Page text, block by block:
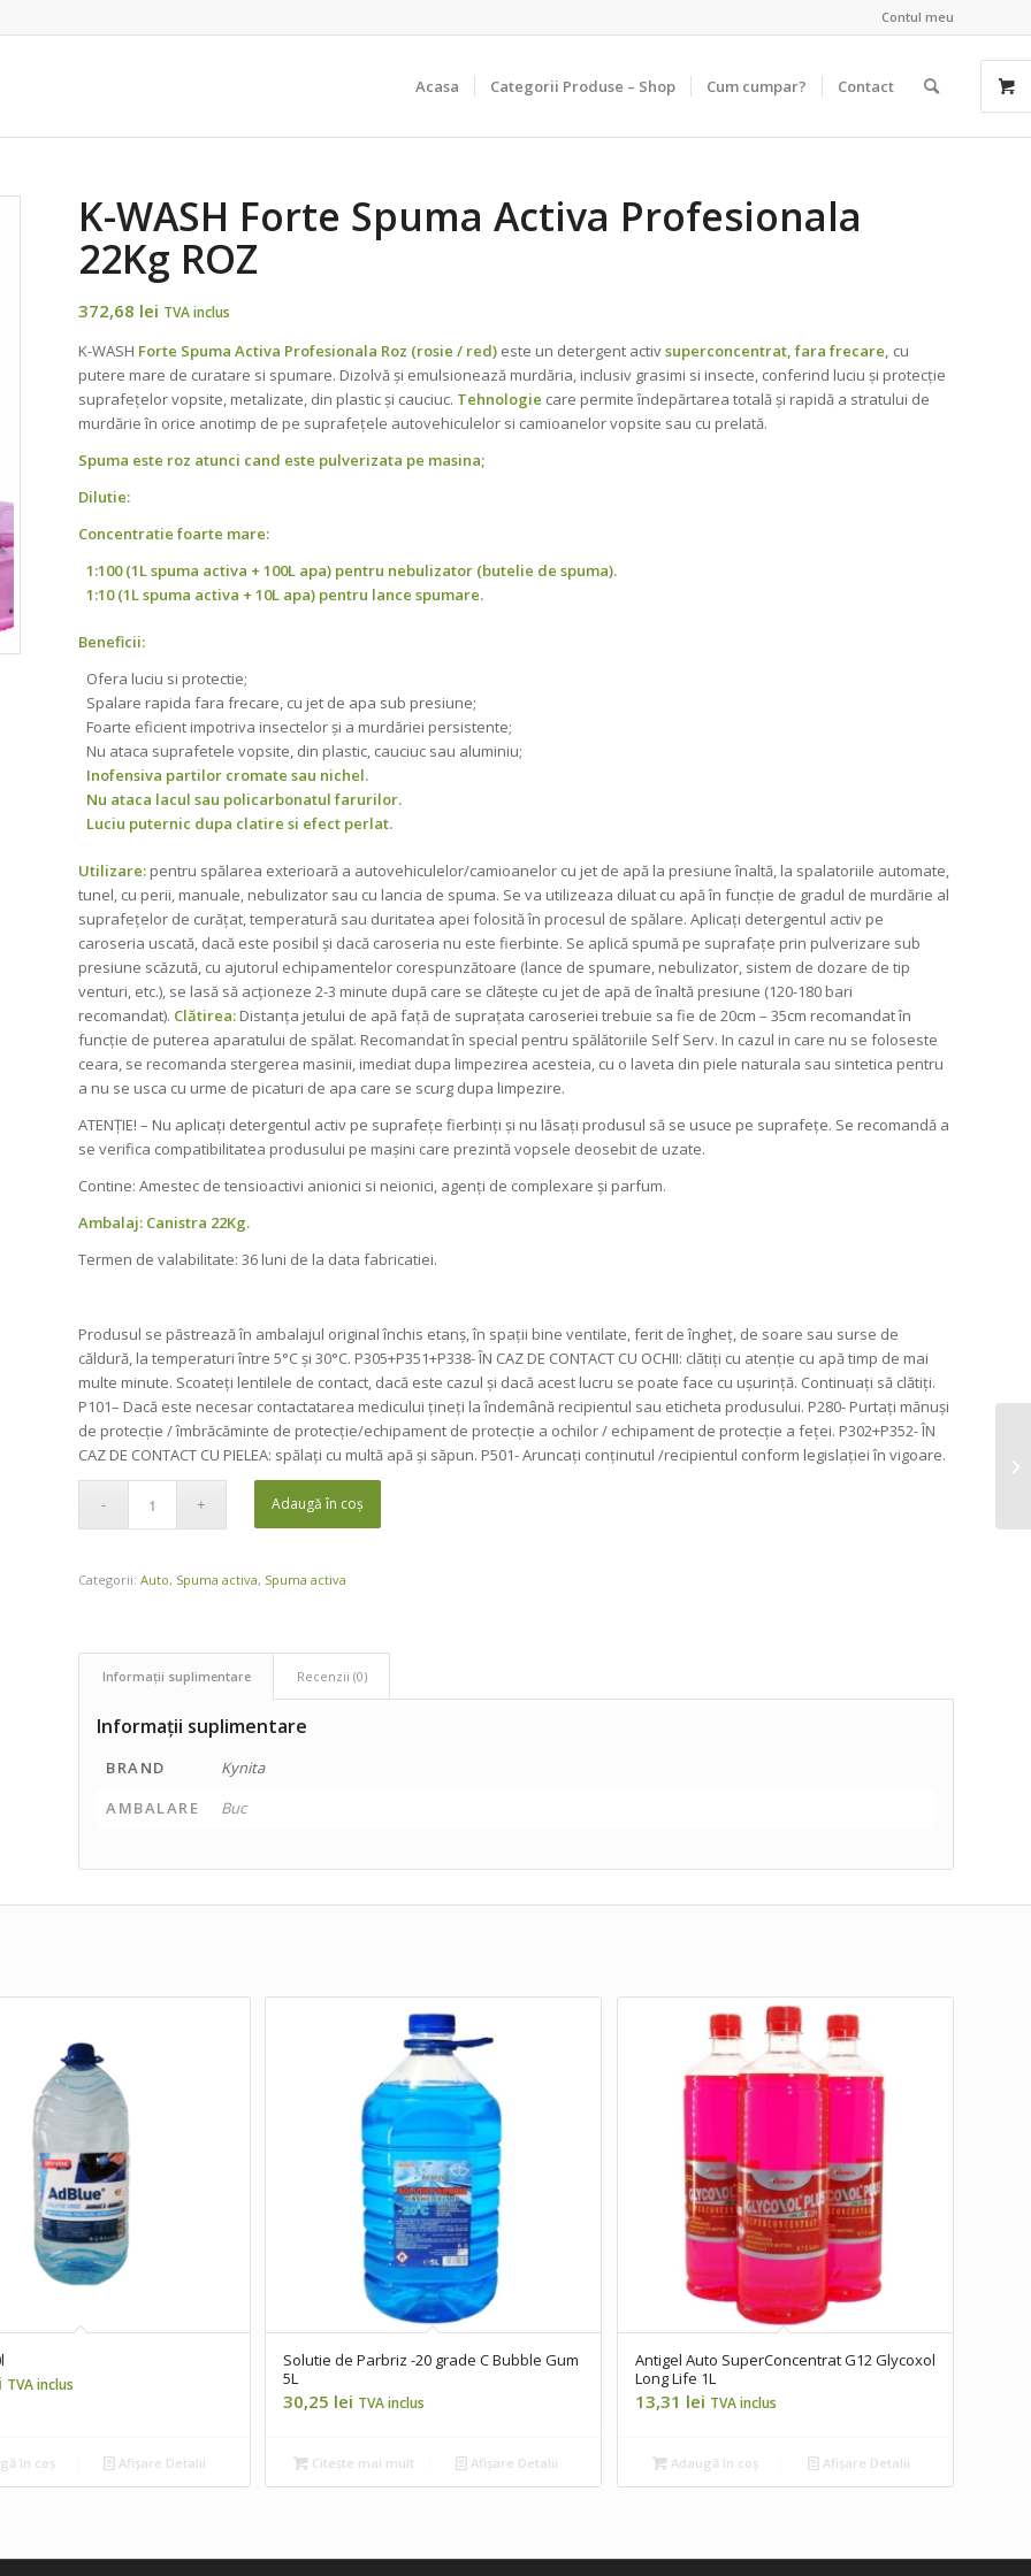
Contul meu
Acasa Categorii Produse – Shop Cum cumpar? Contact
K-WASH Forte Spuma Activa Profesionala
22Kg ROZ
372,68 lei TVA inclus
K-WASH Forte Spuma Activa Profesionala Roz (rosie / red) este un detergent activsuperconcentrat, fara frecare, cu
putere mare de curatare si spumare. Dizolvă şi emulsionează murdăria, inclusiv grasimi si insecte, conferind luciu şi protecţie
suprafeţelor vopsite, metalizate, din plastic şi cauciuc. Tehnologie care permite îndepărtarea totală şi rapidă a stratului de
murdărie în orice anotimp de pe suprafeţele autovehiculelor si camioanelor vopsite sau cu prelată.
Spuma este roz atunci cand este pulverizata pe masina;
Dilutie:
Concentratie foarte mare:
1:100 (1L spuma activa + 100L apa) pentru nebulizator (butelie de spuma).
1:10 (1L spuma activa + 10L apa) pentru lance spumare.
Beneficii:
Ofera luciu si protectie;
Spalare rapida fara frecare, cu jet de apa sub presiune;
Foarte eficient impotriva insectelor și a murdăriei persistente;
Nu ataca suprafetele vopsite, din plastic, cauciuc sau aluminiu;
Inofensiva partilor cromate sau nichel.
Nu ataca lacul sau policarbonatul farurilor.
Luciu puternic dupa clatire si efect perlat.
Utilizare: pentru spălarea exterioară a autovehiculelor/camioanelor cu jet de apă la presiune înaltă, la spalatoriile automate,
tunel, cu perii, manuale, nebulizator sau cu lancia de spuma. Se va utilizeaza diluat cu apă în funcţie de gradul de murdărie al
suprafeţelor de curăţat, temperatură sau duritatea apei folosită în procesul de spălare. Aplicați detergentul activ pe
caroseria uscată, dacă este posibil și dacă caroseria nu este fierbinte. Se aplică spumă pe suprafaţe prin pulverizare sub
presiune scăzută, cu ajutorul echipamentelor corespunzătoare (lance de spumare, nebulizator, sistem de dozare de tip
venturi, etc.), se lasă să acţioneze 2-3 minute după care se clăteşte cu jet de apă de înaltă presiune (120-180 bari
recomandat). Clătirea: Distanța jetului de apă față de suprațata caroseriei trebuie sa fie de 20cm – 35cm recomandat în
funcție de puterea aparatului de spălat. Recomandat în special pentru spălătoriile Self Serv. In cazul in care nu se foloseste
ceara, se recomanda stergerea masinii, imediat dupa limpezirea acesteia, cu o laveta din piele naturala sau sintetica pentru
a nu se usca cu urme de picaturi de apa care se scurg dupa limpezire.
ATENŢIE! – Nu aplicați detergentul activ pe suprafețe fierbinți și nu lăsați produsul să se usuce pe suprafețe. Se recomandă a
se verifica compatibilitatea produsului pe maşini care prezintă vopsele deosebit de uzate.
Contine: Amestec de tensioactivi anionici si neionici, agenți de complexare și parfum.
Ambalaj: Canistra 22Kg.
Termen de valabilitate: 36 luni de la data fabricatiei.
Produsul se păstrează în ambalajul original închis etanș, în spații bine ventilate, ferit de îngheț, de soare sau surse de
căldură, la temperaturi între 5°C și 30°C. P305+P351+P338- ÎN CAZ DE CONTACT CU OCHII: clătiți cu atenție cu apă timp de mai
multe minute. Scoateți lentilele de contact, dacă este cazul și dacă acest lucru se poate face cu ușurință. Continuați să clătiți.
P101– Dacă este necesar contactatarea medicului țineți la îndemână recipientul sau eticheta produsului. P280- Purtați mănuși
de protecție / îmbrăcăminte de protecție/echipament de protecție a ochilor / echipament de protecție a feței. P302+P352- ÎN
CAZ DE CONTACT CU PIELEA: spălați cu multă apă și săpun. P501- Aruncați conținutul /recipientul conform legislației în vigoare.
Adaugă în coș
Categorii:Auto, Spuma activa, Spuma activa
Informații suplimentare Recenzii (0)
Informații suplimentare
BRAND
Kynita
AMBALARE
Buc
TVA inclus
în coș Afișare Detalii
Solutie de Parbriz -20 grade C Bubble Gum
5L
30,25 lei TVA inclus
Citește mai mult Afișare Detalii
Antigel Auto SuperConcentrat G12 Glycoxol
Long Life 1L
13,31 lei TVA inclus
Adaugă în coș Afișare Detalii